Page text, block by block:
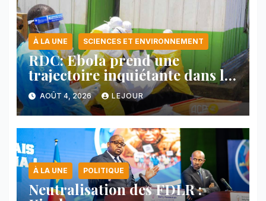
À LA UNE SCIENCES ET ENVIRONNEMENT
RDC: Ebola prend une
trajectoire inquiétante dans le
nord-est du pays
AOÛT 4, 2026 LEJOUR
À LA UNE POLITIQUE
Neutralisation des FDLR :